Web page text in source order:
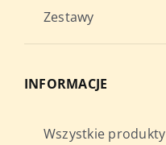
Zestawy
INFORMACJE
Wszystkie produkty